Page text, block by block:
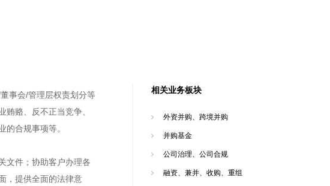
事会/管理层权责划分等
赂、反不正当竞争、
合规事项等。
文件；协助客户办理各
，提供全面的法律意
相关业务板块
外资并购、跨境并购
并购基金
公司治理、公司合规
融资、兼并、收购、重组